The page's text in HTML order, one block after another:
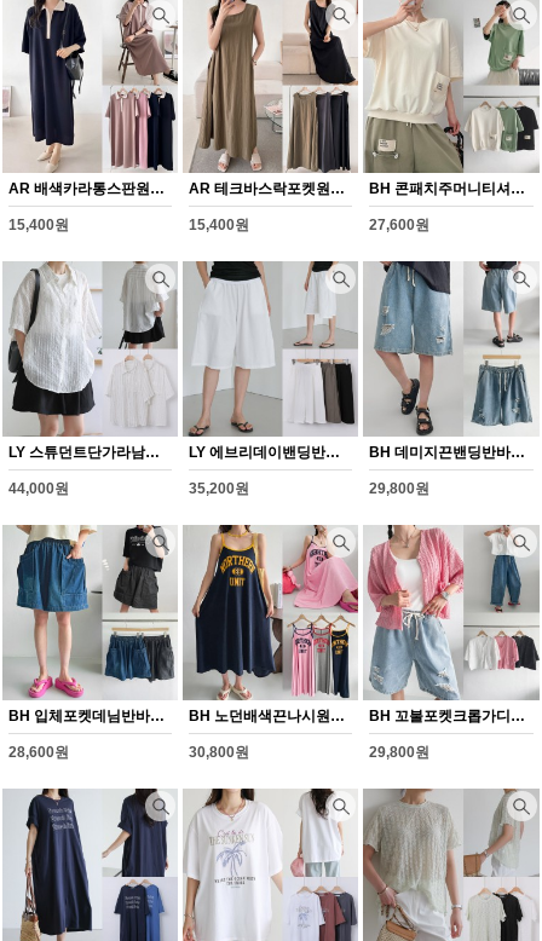
AR 배색카라통스판원피스(Y360H608)
15,400원
AR 테크바스락포켓원피스(Y361H608)
15,400원
BH 콘패치주머니티셔츠(Y351H608)
27,600원
LY 스튜던트단가라남방(Y345H608)
44,000원
LY 에브리데이밴딩반바지(Y346H608)
35,200원
BH 데미지끈밴딩반바지(Y347H608)
29,800원
BH 입체포켓데님반바지(Y348H608)
28,600원
BH 노던배색끈나시원피스(Y349H608)
30,800원
BH 꼬불포켓크롭가디건(Y350H608)
29,800원